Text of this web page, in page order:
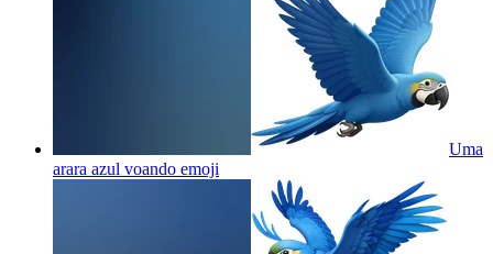
Uma
arara azul voando emoji